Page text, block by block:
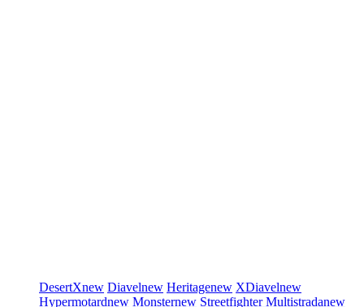
DesertXnew Diavelnew Heritagenew XDiavelnew
Hypermotardnew Monsternew StreetfighterMultistradanew